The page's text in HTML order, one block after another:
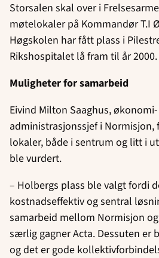
Storsalen skal over i
møtelokaler på Kommandør T.I
Høgskolen har fått plass i
Rikshospitalet lå fram til år 2000.
Muligheter for samarbeid
Eivind Milton Saaghus,
administrasjonssjef i
lokaler, både i sentrum og litt i
ble vurdert.
– Holbergs plass ble valgt fordi
kostnadseffektiv og sentral
samarbeid mellom Normisjon
særlig gagner Acta. Dessuten er
og det er gode